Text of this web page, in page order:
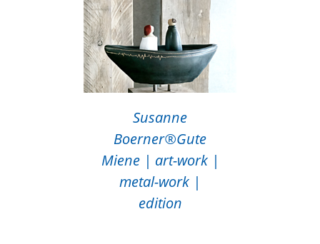
Susanne
Boerner®Gute
Miene | art-work |
metal-work |
edition